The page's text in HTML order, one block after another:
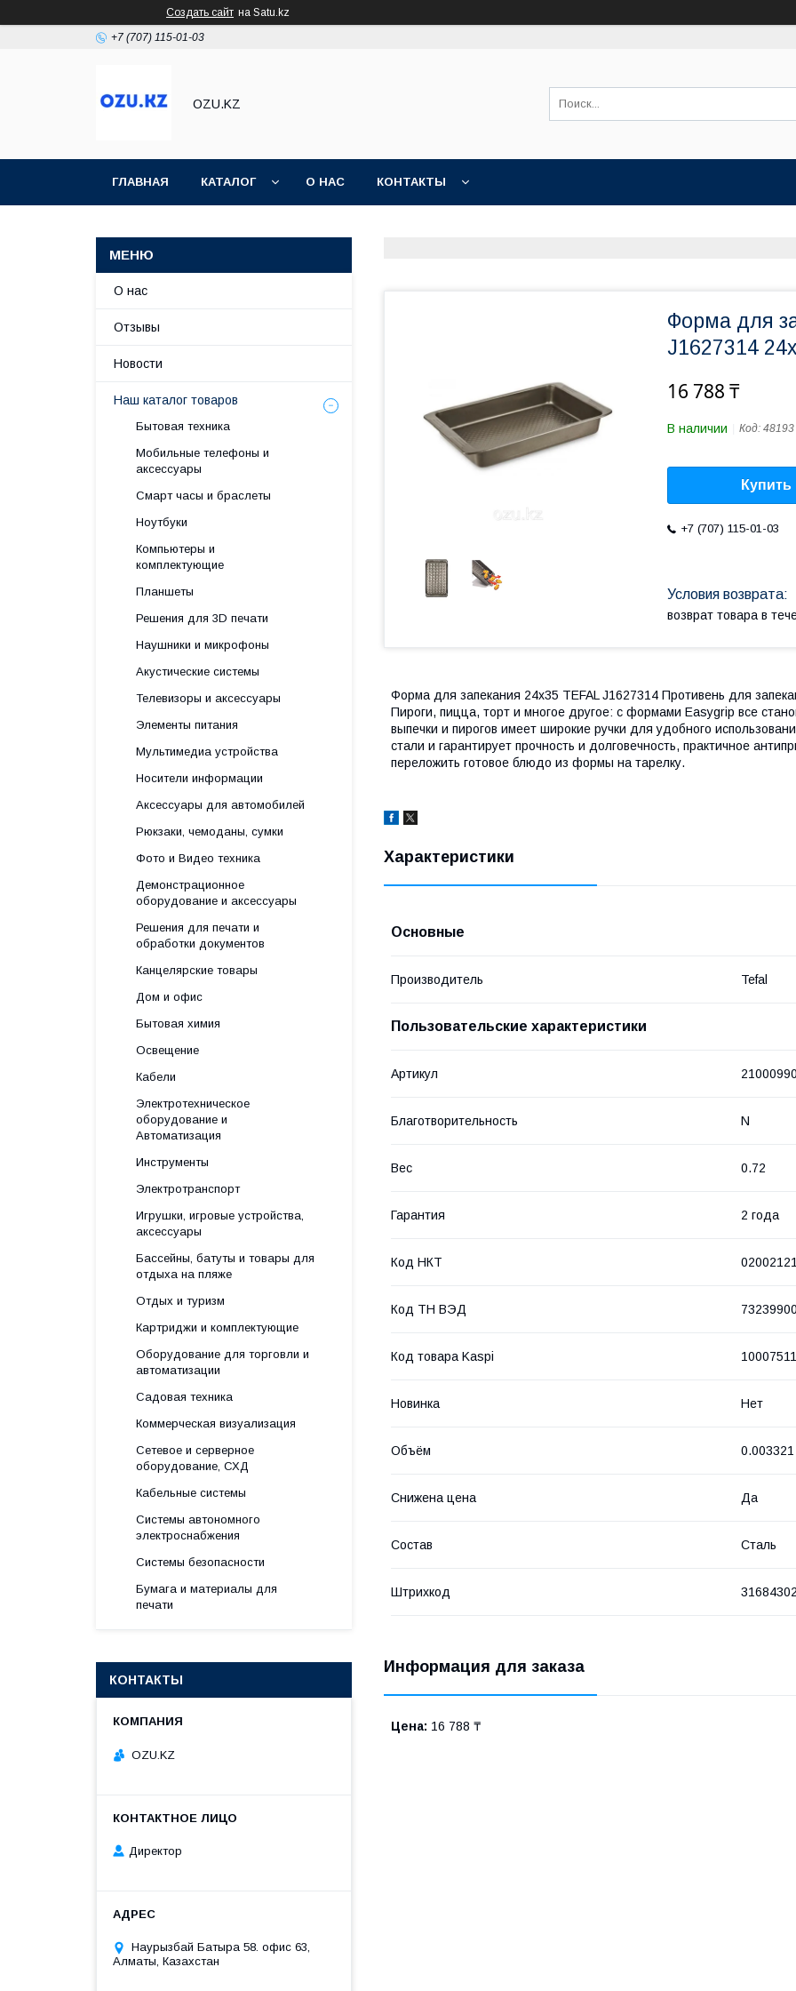
Создать сайт на Satu.kz
+7 (707) 115-01-03
OZU.KZ
ГЛАВНАЯ КАТАЛОГ О НАС КОНТАКТЫ
Форма для
J1627314
16 788 ₸
В наличии Код: 48193
Купить
+7 (707) 115-01-03
возврат товара в
Форма для запекания 24х35 TEFAL J1627314 Противень для
Пироги, пицца, торт и многое другое: с формами Easygrip все
выпечки и пирогов имеет широкие ручки для удобного
стали и гарантирует прочность и долговечность, практичное
переложить готовое блюдо из формы на тарелку.
Характеристики
Основные
Производитель Tefal
Пользовательские характеристики
Артикул
Благотворительность N
Вес 0.72
Гарантия 2 года
Код НКТ
Код ТН ВЭД
Код товара Kaspi
Новинка Нет
Объём 0.003321
Снижена цена Да
Состав Сталь
Штрихкод
Информация для заказа
Цена: 16 788 ₸
О нас
Отзывы
Новости
Наш каталог товаров
Бытовая техника
Мобильные телефоны и
аксессуары
Смарт часы и браслеты
Ноутбуки
Компьютеры и
комплектующие
Планшеты
Решения для 3D печати
Наушники и микрофоны
Акустические системы
Телевизоры и аксессуары
Элементы питания
Мультимедиа устройства
Носители информации
Аксессуары для автомобилей
Рюкзаки, чемоданы, сумки
Фото и Видео техника
Демонстрационное
оборудование и аксессуары
Решения для печати и
обработки документов
Канцелярские товары
Дом и офис
Бытовая химия
Освещение
Кабели
Электротехническое
оборудование и
Автоматизация
Инструменты
Электротранспорт
Игрушки, игровые устройства,
аксессуары
Бассейны, батуты и товары для
отдыха на пляже
Отдых и туризм
Картриджи и комплектующие
Оборудование для торговли и
автоматизации
Садовая техника
Коммерческая визуализация
Сетевое и серверное
оборудование, СХД
Кабельные системы
Системы автономного
электроснабжения
Системы безопасности
Бумага и материалы для
печати
КОНТАКТЫ
OZU.KZ
Директор
Наурызбай Батыра 58. офис 63,
Алматы, Казахстан